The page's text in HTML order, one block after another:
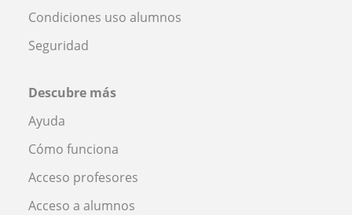
Condiciones uso alumnos
Seguridad
Descubre más
Ayuda
Cómo funciona
Acceso profesores
Acceso a alumnos